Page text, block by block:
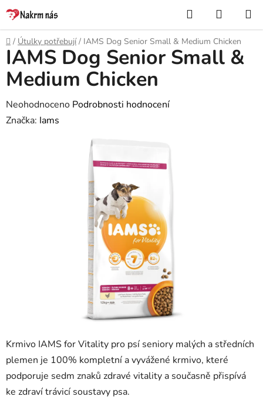
Přejít
na
obsah
Hledat
KOŠÍK
Domů
/ Útulky potřebují / IAMS Dog Senior Small & Medium Chicken
Krmivo IAMS for Vitality pro psí seniory malých a středních
plemen je 100% kompletní a vyvážené krmivo, které
podporuje sedm znaků zdravé vitality a současně přispívá
ke zdraví trávicí soustavy psa.
IAMS Dog Senior Small &
Medium Chicken
Průměrné
hodnocení
Neohodnoceno Podrobnosti hodnocení
Značka: Iams